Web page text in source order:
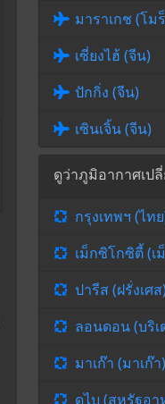
มาราเกช (โม
เซี่ยงไฮ้ (จีน)
ปักกิ่ง (จีน)
เซินเจิ้น (จีน)
ดูว่าภูมิอากาศเป
กรุงเทพฯ (ไท
เม็กซิโกซิตี้ (เ
ปารีส (ฝรั่งเศส
ลอนดอน (บริ
มาเก๊า (มาเก๊า)
ดูไบ (สหรัฐอา